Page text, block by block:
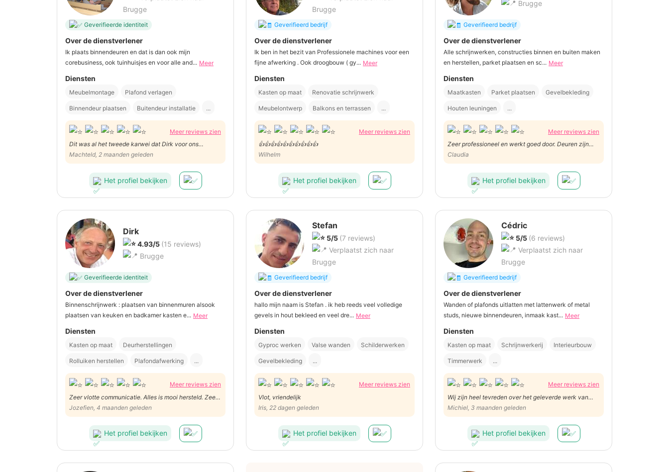
Brugge
Geverifieerde identiteit
Over de dienstverlener
Ik plaats binnendeuren en dat is dan ook mijn
corebusiness, ook tuinhuisjes en voor alle and... Meer
Diensten
Meubelmontage Plafond verlagen
Binnendeur plaatsen Buitendeur installatie ...
Meer reviews zien
Dit was al het tweede karwei dat Dirk voor ons
uitvoerde. Zoals de vorige keer heel fijn samenwerken
en een fantastisch resultaat. Dank je, Dirk!
Machteld, 2 maanden geleden
Het profiel bekijken
Brugge
Geverifieerd bedrijf
Over de dienstverlener
Ik ben in het bezit van Professionele machines voor een
fijne afwerking . Ook droogbouw ( gy... Meer
Diensten
Kasten op maat Renovatie schrijnwerk
Meubelontwerp Balkons en terrassen ...
Meer reviews zien
👍👍👍👍👍👍👍👍👍👍
Wilhelm
Het profiel bekijken
Brugge
Geverifieerd bedrijf
Over de dienstverlener
Alle schrijnwerken, constructies binnen en buiten maken
en herstellen, parket plaatsen en sc... Meer
Diensten
Maatkasten Parket plaatsen Gevelbekleding
Houten leuningen ...
Meer reviews zien
Zeer professioneel en werkt goed door. Deuren zijn
goed geplaatst
Claudia
Het profiel bekijken
Dirk
4.93/5 (15 reviews)
Brugge
Geverifieerde identiteit
Over de dienstverlener
Binnenschrijnwerk : plaatsen van binnenmuren alsook
plaatsen van keuken en badkamer kasten e... Meer
Diensten
Kasten op maat Deurherstellingen
Rolluiken herstellen Plafondafwerking ...
Meer reviews zien
Zeer vlotte communicatie. Alles is mooi hersteld. Zeer
vriendelijk en correct in afspraken. Een echte
aanrader.
Jozefien, 4 maanden geleden
Het profiel bekijken
Stefan
5/5 (7 reviews)
Verplaatst zich naar
Brugge
Geverifieerd bedrijf
Over de dienstverlener
hallo mijn naam is Stefan . ik heb reeds veel volledige
gevels in hout bekleed en veel dre... Meer
Diensten
Gyproc werken Valse wanden Schilderwerken
Gevelbekleding ...
Meer reviews zien
Vlot, vriendelijk
Iris, 22 dagen geleden
Het profiel bekijken
Cédric
5/5 (6 reviews)
Verplaatst zich naar
Brugge
Geverifieerd bedrijf
Over de dienstverlener
Wanden of plafonds uitlatten met lattenwerk of metal
studs, nieuwe binnendeuren, inmaak kast... Meer
Diensten
Kasten op maat Schrijnwerkerij Interieurbouw
Timmerwerk ...
Meer reviews zien
Wij zijn heel tevreden over het geleverde werk van
Cédric. Vriendelijke man die onze zolder zeer netjes
schilderklaar heeft gemaakt. Wij doen in de toekomst
zeker nog beroep op hem voor andere klusjes!
Michiel, 3 maanden geleden
Het profiel bekijken